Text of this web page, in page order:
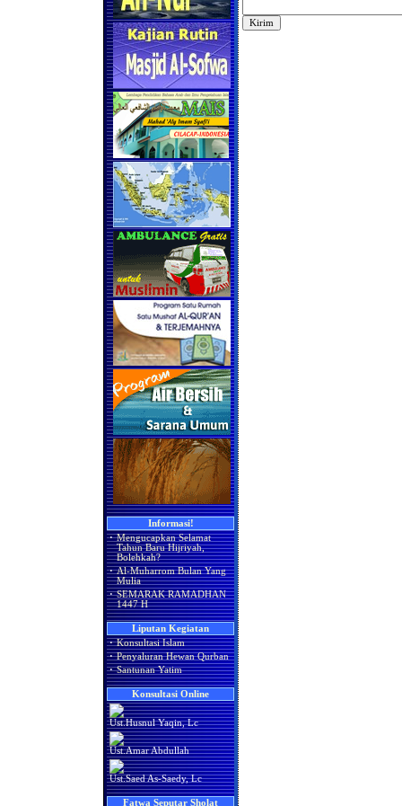
Informasi!
· Mengucapkan Selamat
Tahun Baru Hijriyah,
Bolehkah?
· Al-Muharrom Bulan Yang
Mulia
· SEMARAK RAMADHAN
1447 H
Liputan Kegiatan
· Konsultasi Islam
· Penyaluran Hewan Qurban
· Santunan Yatim
Konsultasi Online
Ust.Husnul Yaqin, Lc
Ust.Amar Abdullah
Ust.Saed As-Saedy, Lc
Fatwa Seputar Sholat